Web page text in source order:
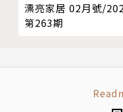
漂亮家居 02月號/
第263期